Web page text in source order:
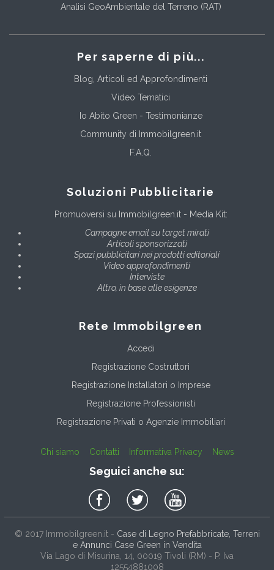
Analisi GeoAmbientale del Terreno (RAT)
Per saperne di più...
Blog, Articoli ed Approfondimenti
Video Tematici
Io Abito Green - Testimonianze
Community di Immobilgreen.it
F.A.Q.
Soluzioni Pubblicitarie
Promuoversi su Immobilgreen.it - Media Kit:
Campagne email su target mirati
Articoli sponsorizzati
Spazi pubblicitari nei prodotti editoriali
Video approfondimenti
Interviste
Altro, in base alle esigenze
Rete Immobilgreen
Accedi
Registrazione Costruttori
Registrazione Installatori o Imprese
Registrazione Professionisti
Registrazione Privati o Agenzie Immobiliari
Chi siamo Contatti Informativa Privacy News
Seguici anche su:
© 2017 Immobilgreen.it- Case di Legno Prefabbricate, Terreni
e Annunci Case Green in Vendita
Via Lago di Misurina, 14 , 00019 Tivoli (RM) - P. Iva
12554881008